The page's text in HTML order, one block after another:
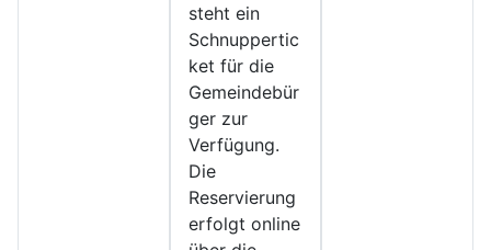
steht ein
Schnuppertic
ket für die
Gemeindebür
ger zur
Verfügung.
Die
Reservierung
erfolgt online